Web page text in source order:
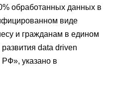
обработанных данных в
виде
и гражданам в едином
data driven
РФ», указано в